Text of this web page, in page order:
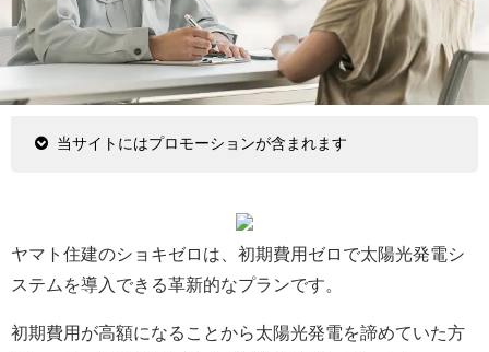
当サイトにはプロモーションが含まれます
ヤマト住建のショキゼロは、初期費用ゼロで太陽光発電シ
ステムを導入できる革新的なプランです。
初期費用が高額になることから太陽光発電を諦めていた方